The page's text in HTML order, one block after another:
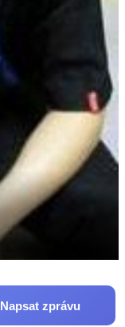
Napsat zprávu